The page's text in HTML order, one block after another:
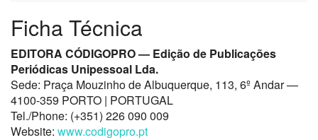
Ficha Técnica
EDITORA CÓDIGOPRO — Edição de Publicações
Periódicas Unipessoal Lda.
Sede: Praça Mouzinho de Albuquerque, 113, 6º Andar —
4100-359 PORTO | PORTUGAL
Tel./Phone: (+351) 226 090 009
Website: www.codigopro.pt